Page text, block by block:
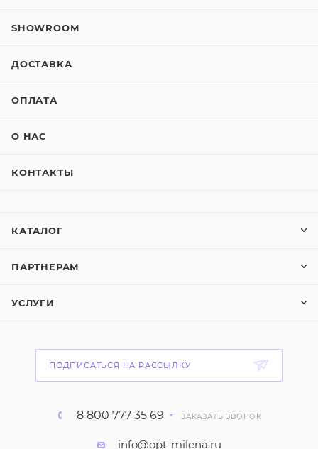
SHOWROOM
ДОСТАВКА
ОПЛАТА
О НАС
КОНТАКТЫ
КАТАЛОГ
ПАРТНЕРАМ
УСЛУГИ
ПОДПИСАТЬСЯ НА РАССЫЛКУ
8 800 777 35 69 ЗАКАЗАТЬ ЗВОНОК
info@opt-milena.ru